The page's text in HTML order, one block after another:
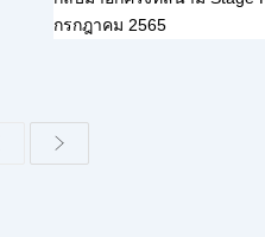
กรกฎาคม 2565